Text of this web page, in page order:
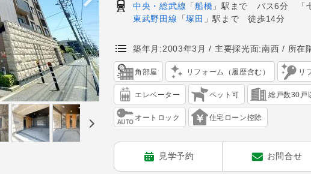
中央・総武線 「 船橋 」駅まで バス6分 「
東武野田線 「塚田 」駅まで 徒歩14分
築年月:2003年3月 主要採光面:南西 所在
角部屋 リフォーム（履歴含む） リ
エレベーター ペット可 総戸数30戸
オートロック 住宅ローン控除
見学予約 お問合せ